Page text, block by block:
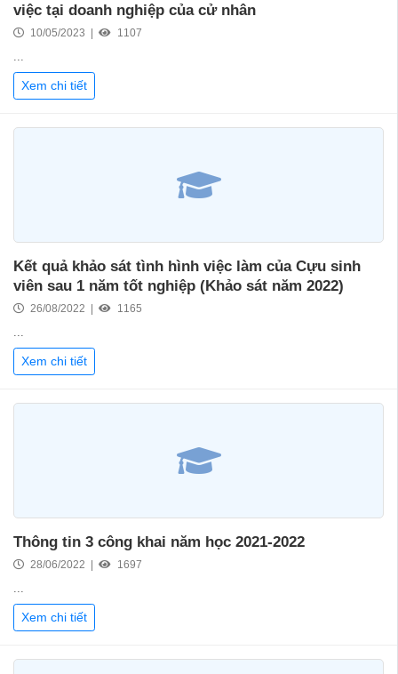
việc tại doanh nghiệp của cử nhân
10/05/2023 | 1107
...
Xem chi tiết
Kết quả khảo sát tình hình việc làm của Cựu sinh
viên sau 1 năm tốt nghiệp (Khảo sát năm 2022)
26/08/2022 | 1165
...
Xem chi tiết
Thông tin 3 công khai năm học 2021-2022
28/06/2022 | 1697
...
Xem chi tiết